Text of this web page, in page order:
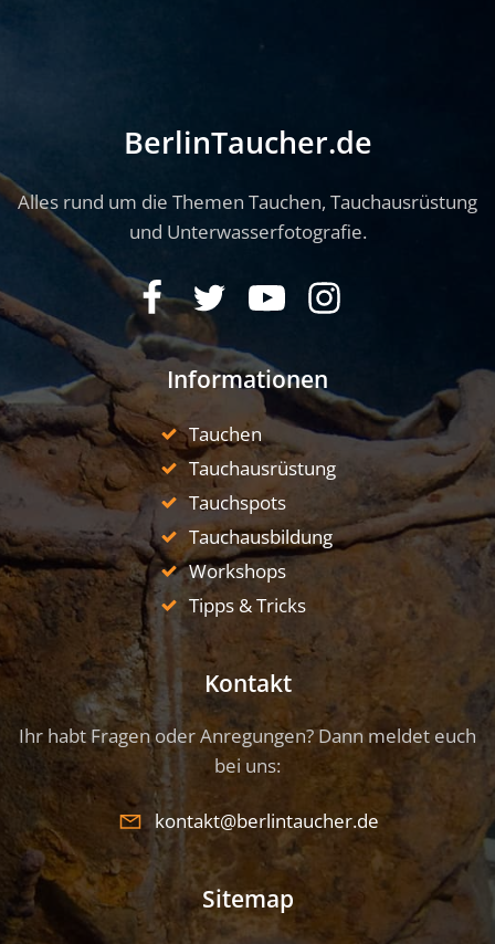
BerlinTaucher.de
Alles rund um die Themen Tauchen, Tauchausrüstung
und Unterwasserfotografie.
Informationen
Tauchen
Tauchausrüstung
Tauchspots
Tauchausbildung
Workshops
Tipps & Tricks
Kontakt
Ihr habt Fragen oder Anregungen? Dann meldet euch
bei uns:
kontakt@berlintaucher.de
Sitemap